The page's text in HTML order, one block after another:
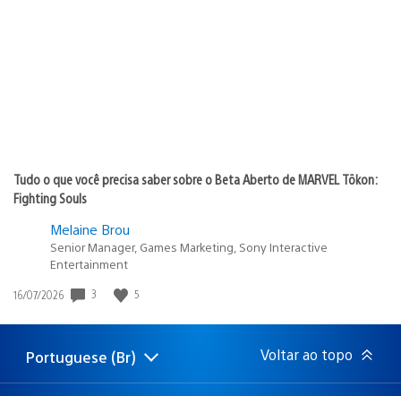
Tudo o que você precisa saber sobre o Beta Aberto de MARVEL Tōkon:
Fighting Souls
Melaine Brou
Senior Manager, Games Marketing, Sony Interactive
Entertainment
Data
publicação:
16/07/2026 3 5
Selecione
Região
Portuguese (Br) Voltar ao topo